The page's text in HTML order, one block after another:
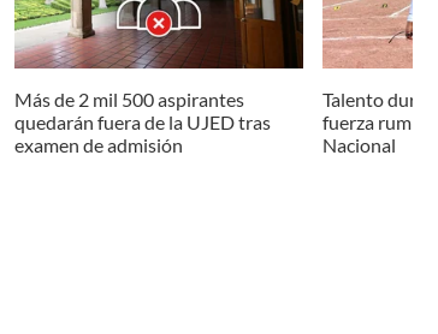
Más de 2 mil 500 aspirantes
quedarán fuera de la UJED tras
examen de admisión
Talento
fuerza rumbo
Nacional